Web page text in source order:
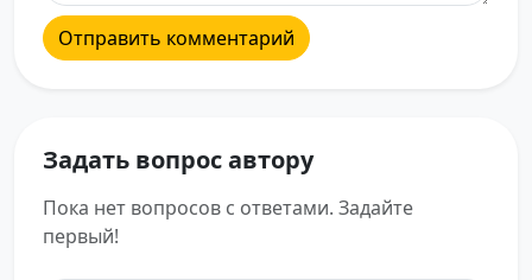
Отправить комментарий
Задать вопрос автору
Пока нет вопросов с ответами. Задайте
первый!